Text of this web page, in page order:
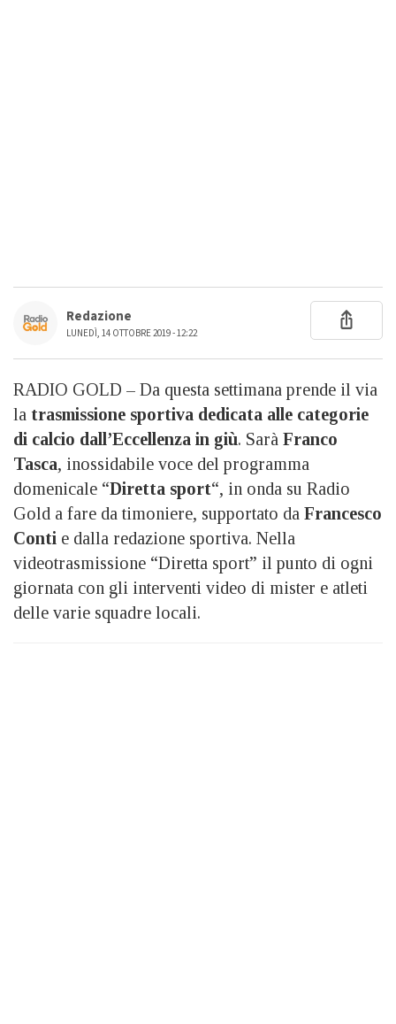
Redazione
LUNEDÌ, 14 OTTOBRE 2019 - 12:22
RADIO GOLD – Da questa settimana prende il via
la trasmissione sportiva dedicata alle categorie
di calcio dall’Eccellenza in giù. Sarà Franco
Tasca, inossidabile voce del programma
domenicale “Diretta sport“, in onda su Radio
Gold a fare da timoniere, supportato da Francesco
Conti e dalla redazione sportiva. Nella
videotrasmissione “Diretta sport” il punto di ogni
giornata con gli interventi video di mister e atleti
delle varie squadre locali.